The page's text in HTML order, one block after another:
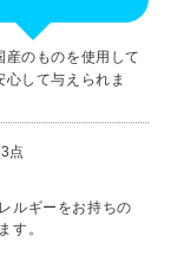
産のものを使用して
心して与えられま
点
ルギーをお持ちの
す。